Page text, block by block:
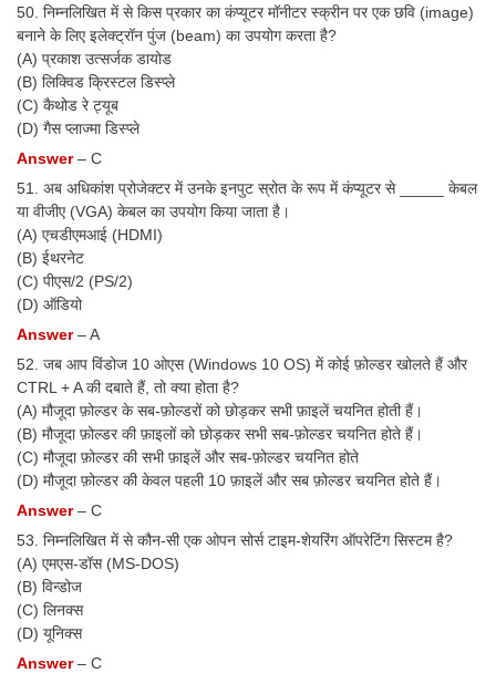
50. निम्नलिखित में से किस प्रकार का कंप्यूटर मॉनीटर स्क्रीन पर एक छवि (image)
बनाने के लिए इलेक्ट्रॉन पुंज (beam) का उपयोग करता है?
(A) प्रकाश उत्सर्जक डायोड
(B) लिक्विड क्रिस्टल डिस्प्ले
(C) कैथोड रे ट्यूब
(D) गैस प्लाज्मा डिस्प्ले
Answer– C
51. अब अधिकांश प्रोजेक्टर में उनके इनपुट स्रोत के रूप में कंप्यूटर से _____ केबल
या वीजीए (VGA) केबल का उपयोग किया जाता है।
(A) एचडीएमआई (HDMI)
(B) ईथरनेट
(C) पीएस/2 (PS/2)
(D) ऑडियो
Answer– A
52. जब आप विंडोज 10 ओएस (Windows 10 OS) में कोई फ़ोल्डर खोलते हैं और
CTRL + A की दबाते हैं, तो क्या होता है?
(A) मौजूदा फ़ोल्डर के सब-फ़ोल्डरों को छोड़कर सभी फ़ाइलें चयनित होती हैं।
(B) मौजूदा फ़ोल्डर की फ़ाइलों को छोड़कर सभी सब-फ़ोल्डर चयनित होते हैं।
(C) मौजूदा फ़ोल्डर की सभी फ़ाइलें और सब-फ़ोल्डर चयनित होते
(D) मौजूदा फ़ोल्डर की केवल पहली 10 फ़ाइलें और सब फ़ोल्डर चयनित होते हैं।
Answer– C
53. निम्नलिखित में से कौन-सी एक ओपन सोर्स टाइम-शेयरिंग ऑपरेटिंग सिस्टम है?
(A) एमएस-डॉस (MS-DOS)
(B) विन्डोज
(C) लिनक्स
(D) यूनिक्स
Answer– C